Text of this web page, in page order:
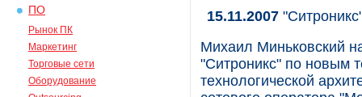
ПО
Рынок ПК
Маркетинг
Торговые сети
Оборудование
15.11.2007
Михаил Миньковский
"Ситроникс" по новым
технологической